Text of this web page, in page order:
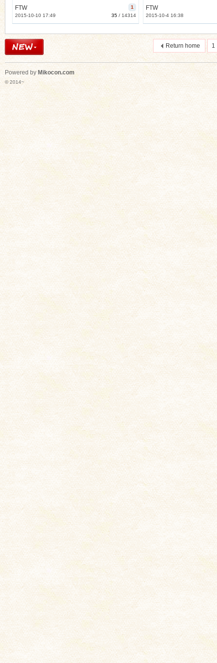
1
FTW
35/ 14314
2015-10-10 17:49
FTW
2015-10-4 16:38
1
Return home
Powered by Mikocon.com
© 2014~